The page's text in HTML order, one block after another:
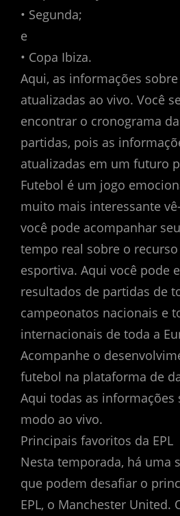
• Segunda;
e
• Copa Ibiza.
Aqui, as informações
atualizadas ao vivo. Você
encontrar o cronograma
partidas, pois as
atualizadas em um futuro
Futebol é um jogo
muito mais interessante
você pode acompanhar
tempo real sobre o
esportiva. Aqui você pode
resultados de partidas de
campeonatos nacionais e
internacionais de toda a
Acompanhe o
futebol na plataforma de
Aqui todas as informações
modo ao vivo.
Principais favoritos da EPL
Nesta temporada, há uma
que podem desafiar o
EPL, o Manchester United.